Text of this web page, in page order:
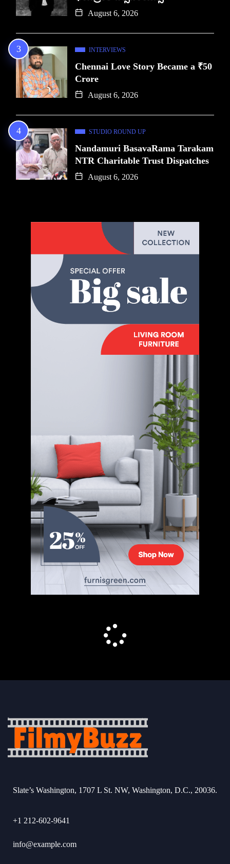
August 6, 2026
INTERVIEWS
Chennai Love Story Became a ₹50
Crore
August 6, 2026
STUDIO ROUND UP
Nandamuri BasavaRama Tarakam
NTR Charitable Trust Dispatches
August 6, 2026
Slate’s Washington, 1707 L St. NW, Washington, D.C., 20036.
+1 212-602-9641
info@example.com